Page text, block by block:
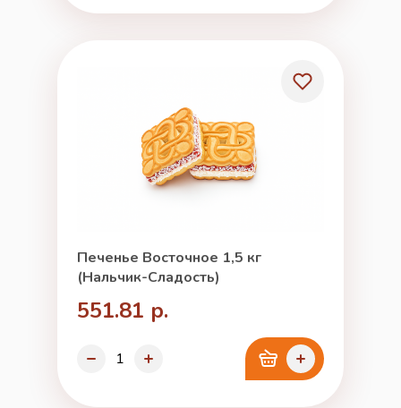
Печенье Восточное 1,5 кг
(Нальчик-Сладость)
551.81 р.